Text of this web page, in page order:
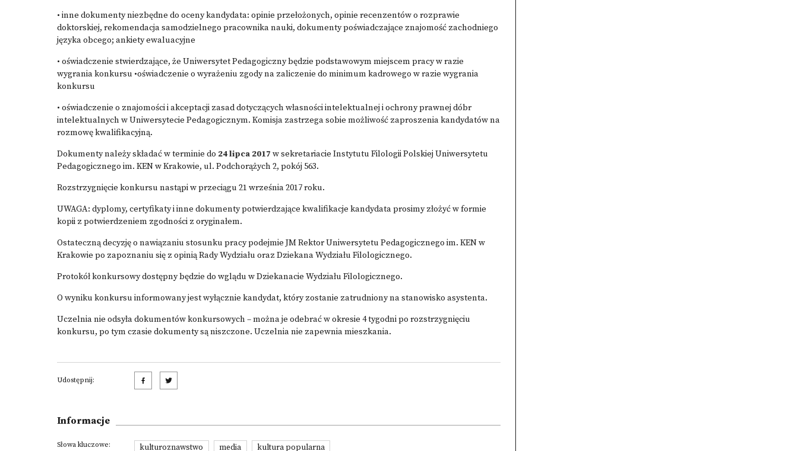
• inne dokumenty niezbędne do oceny kandydata: opinie przełożonych, opinie recenzentów o rozprawie
doktorskiej, rekomendacja samodzielnego pracownika nauki, dokumenty poświadczające znajomość zachodniego
języka obcego; ankiety ewaluacyjne
• oświadczenie stwierdzające, że Uniwersytet Pedagogiczny będzie podstawowym miejscem pracy w razie
wygrania konkursu •oświadczenie o wyrażeniu zgody na zaliczenie do minimum kadrowego w razie wygrania
konkursu
• oświadczenie o znajomości i akceptacji zasad dotyczących własności intelektualnej i ochrony prawnej dóbr
intelektualnych w Uniwersytecie Pedagogicznym. Komisja zastrzega sobie możliwość zaproszenia kandydatów na
rozmowę kwalifikacyjną.
Dokumenty należy składać w terminie do 24 lipca 2017 w sekretariacie Instytutu Filologii Polskiej Uniwersytetu
Pedagogicznego im. KEN w Krakowie, ul. Podchorążych 2, pokój 563.
Rozstrzygnięcie konkursu nastąpi w przeciągu 21 września 2017 roku.
UWAGA: dyplomy, certyfikaty i inne dokumenty potwierdzające kwalifikacje kandydata prosimy złożyć w formie
kopii z potwierdzeniem zgodności z oryginałem.
Ostateczną decyzję o nawiązaniu stosunku pracy podejmie JM Rektor Uniwersytetu Pedagogicznego im. KEN w
Krakowie po zapoznaniu się z opinią Rady Wydziału oraz Dziekana Wydziału Filologicznego.
Protokół konkursowy dostępny będzie do wglądu w Dziekanacie Wydziału Filologicznego.
O wyniku konkursu informowany jest wyłącznie kandydat, który zostanie zatrudniony na stanowisko asystenta.
Uczelnia nie odsyła dokumentów konkursowych – można je odebrać w okresie 4 tygodni po rozstrzygnięciu
konkursu, po tym czasie dokumenty są niszczone. Uczelnia nie zapewnia mieszkania.
Udostępnij:
Informacje
Słowa kluczowe: kulturoznawstwo media kultura popularna